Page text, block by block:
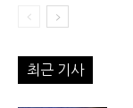
최근 기사